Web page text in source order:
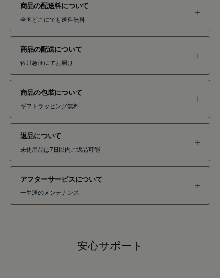
商品の配送料について
全国どこにでも送料無料
商品の配送について
佐川急便にてお届け
商品の包装について
ギフトラッピング無料
返品について
未使用品は7日以内ご返品可能
アフターサービスについて
一生涯のメンテナンス
安心サポート